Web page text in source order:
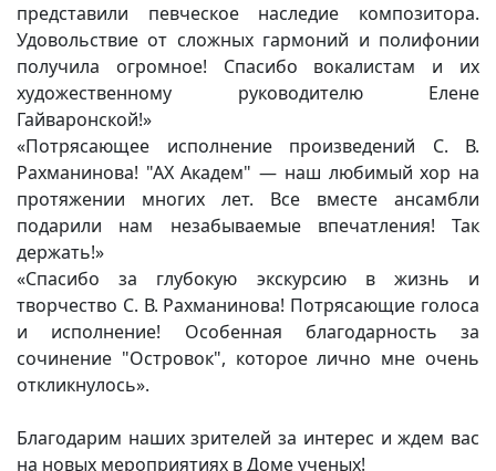
представили певческое наследие композитора.
Удовольствие от сложных гармоний и полифонии
получила огромное! Спасибо вокалистам и их
художественному руководителю Елене
Гайваронской!»
«Потрясающее исполнение произведений С. В.
Рахманинова! "АХ Академ" — наш любимый хор на
протяжении многих лет. Все вместе ансамбли
подарили нам незабываемые впечатления! Так
держать!»
«Спасибо за глубокую экскурсию в жизнь и
творчество С. В. Рахманинова! Потрясающие голоса
и исполнение! Особенная благодарность за
сочинение "Островок", которое лично мне очень
откликнулось».
Благодарим наших зрителей за интерес и ждем вас
на новых мероприятиях в Доме ученых!